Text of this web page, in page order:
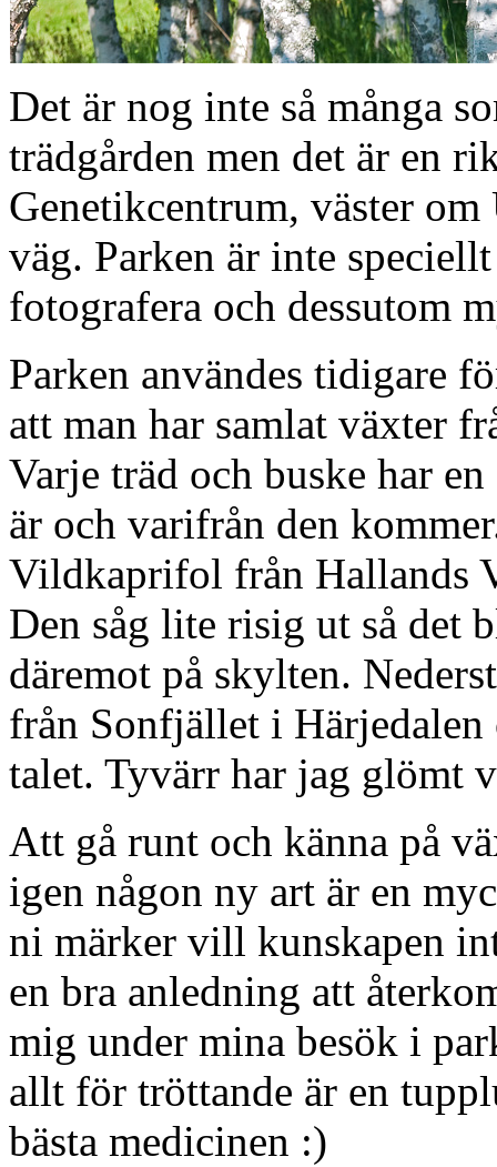
Det är nog inte så många
trädgården men det är en
Genetikcentrum, väster
väg. Parken är inte
fotografera och dessutom
Parken användes tidigare
att man har samlat växter
Varje träd och buske har
är och varifrån den
Vildkaprifol från Hallands
Den såg lite risig ut så det
däremot på skylten.
från Sonfjället i Härjedalen
talet. Tyvärr har jag glömt
Att gå runt och känna på
igen någon ny art är en
ni märker vill kunskapen
en bra anledning att
mig under mina besök i
allt för tröttande är en
bästa medicinen :)